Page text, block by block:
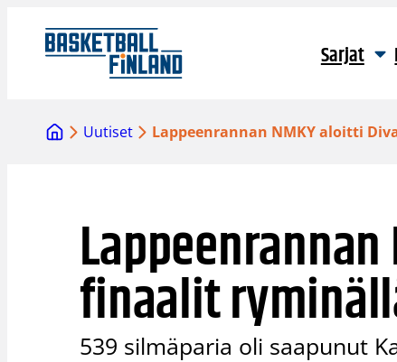
sisältöön
Sarjat
Uutiset Lappeenrannan NMKY aloitti
finaalit
539 silmäparia oli saapunut